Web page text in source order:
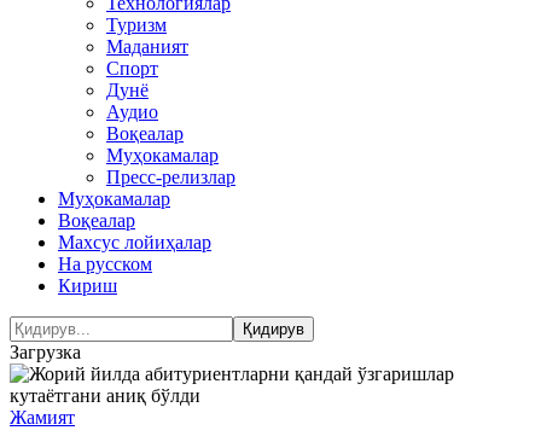
Туризм
Маданият
Спорт
Дунё
Аудио
Воқеалар
Муҳокамалар
Пресс-релизлар
Муҳокамалар
Воқеалар
Махсус лойиҳалар
На русском
Кириш
Загрузка
Жамият